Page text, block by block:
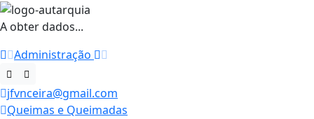
A obter dados...
Administração
jfvnceira@gmail.com
Queimas e Queimadas